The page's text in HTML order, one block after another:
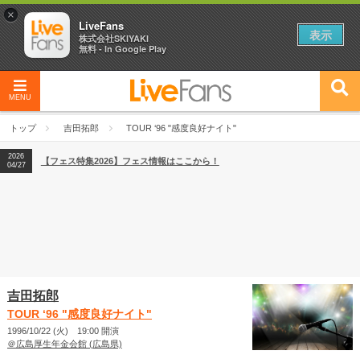
MENU
トップ 吉田拓郎 TOUR ‘96 "感度良好ナイト"
2026
04/27
2026
【ライブ動員ランキング】2026年上半期編発表！
2026
04/27
【フェス特集2026】フェス情報はここから！
吉田拓郎
TOUR ‘96 "感度良好ナイト"
1996/10/22 (火) 19:00 開演
＠広島厚生年金会館 (広島県)
×
LiveFans
株式会社SKIYAKI
無料 - In Google Play
表示